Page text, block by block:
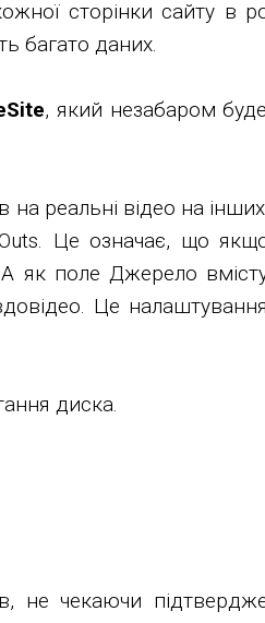
сторінки сайту в
багато даних.
, який незабаром
реальні відео на
Це означає, що
поле Джерело
Це
диска.
не чекаючи